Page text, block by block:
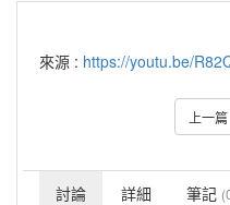
來源 : https://youtu.be/
上一篇
討論 詳細 筆記